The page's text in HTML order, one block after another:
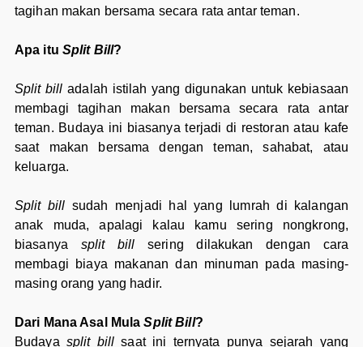
tagihan makan bersama secara rata antar teman.
Apa itu Split Bill?
Split bill adalah istilah yang digunakan untuk kebiasaan
membagi tagihan makan bersama secara rata antar
teman. Budaya ini biasanya terjadi di restoran atau kafe
saat makan bersama dengan teman, sahabat, atau
keluarga.
Split bill sudah menjadi hal yang lumrah di kalangan
anak muda, apalagi kalau kamu sering nongkrong,
biasanya split bill sering dilakukan dengan cara
membagi biaya makanan dan minuman pada masing-
masing orang yang hadir.
Dari Mana Asal MulaSplit Bill?
Budaya split billsaat ini ternyata punya sejarah yang